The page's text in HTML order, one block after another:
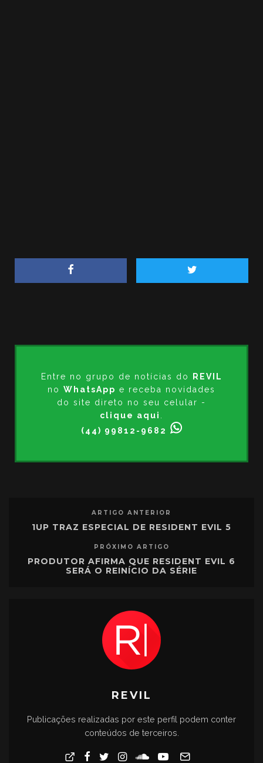
Entre no grupo de notícias do
REVIL
no WhatsApp e receba novidades
do site direto no seu celular -
clique aqui
(44) 99812-9682
ARTIGO ANTERIOR
1UP TRAZ ESPECIAL DE RESIDENT EVIL 5
PRÓXIMO ARTIGO
PRODUTOR AFIRMA QUE RESIDENT EVIL 6
SERÁ O REINÍCIO DA SÉRIE
REVIL
Publicações realizadas por este perfil podem conter
conteúdos de terceiros.